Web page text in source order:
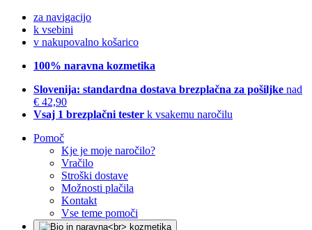
za navigacijo
k vsebini
v nakupovalno košarico
100% naravna kozmetika
Slovenija: standardna dostava brezplačna za pošiljke nad
€ 42,90
Vsaj 1 brezplačni tester k vsakemu naročilu
Pomoč
Kje je moje naročilo?
Vračilo
Stroški dostave
Možnosti plačila
Kontakt
Vse teme pomoči